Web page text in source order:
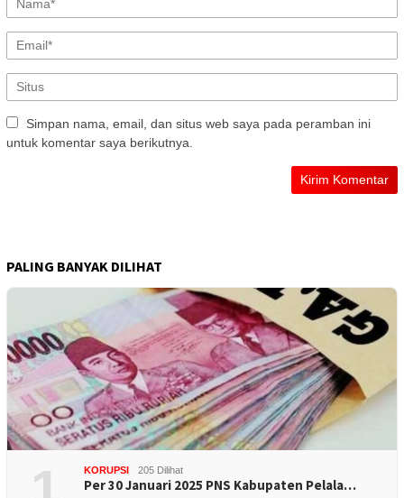
Simpan nama, email, dan situs web saya pada peramban ini
untuk komentar saya berikutnya.
PALING BANYAK DILIHAT
KORUPSI 205 Dilihat
Per 30 Januari 2025 PNS Kabupaten Pelala…